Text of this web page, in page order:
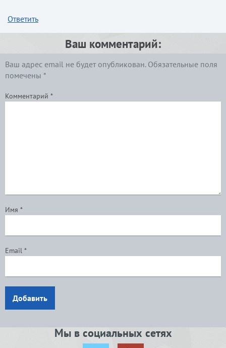
Ответить
Ваш комментарий:
Ваш адрес email не будет опубликован. Обязательные поля
помечены *
Комментарий *
Имя *
Email *
Добавить
Мы в социальных сетях